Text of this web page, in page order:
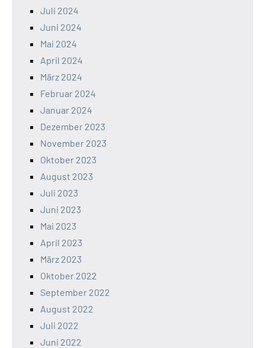
Juli 2024
Juni 2024
Mai 2024
April 2024
März 2024
Februar 2024
Januar 2024
Dezember 2023
November 2023
Oktober 2023
August 2023
Juli 2023
Juni 2023
Mai 2023
April 2023
März 2023
Oktober 2022
September 2022
August 2022
Juli 2022
Juni 2022